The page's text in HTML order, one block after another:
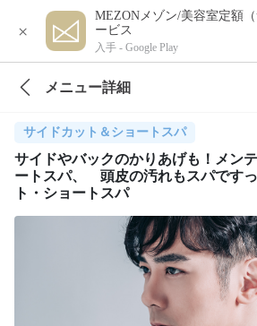
×
MEZONメゾン/美容室定額
ービス
入手 - Google Play
メニュー詳細
サイドカット＆ショートスパ
サイドやバックのかりあげも！メン
ートスパ、 頭皮の汚れもスパです
ト・ショートスパ